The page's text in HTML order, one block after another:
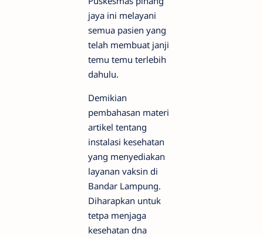
jaya ini melayani
semua pasien yang
telah membuat janji
temu temu terlebih
dahulu.
Demikian
pembahasan materi
artikel tentang
instalasi kesehatan
yang menyediakan
layanan vaksin di
Bandar Lampung.
Diharapkan untuk
tetpa menjaga
kesehatan dna